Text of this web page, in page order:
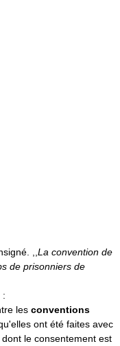
,, La convention de
de prisonniers de
:
les conventions
ont été faites avec
le consentement est